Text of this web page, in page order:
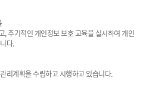
, 주기적인 개인정보 보호 교육을 실시하여 개인
다.
리계획을 수립하고 시행하고 있습니다.